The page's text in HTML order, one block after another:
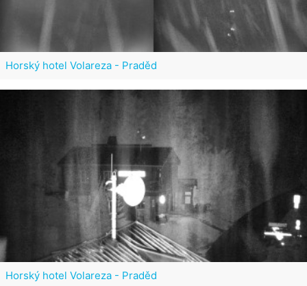
Horský hotel Volareza - Praděd
Horský hotel Volareza - Praděd